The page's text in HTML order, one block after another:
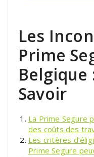
Les
Prime
Belgique
Savoir
La Prime Segure
des coûts des
Les critères
Prime Segure